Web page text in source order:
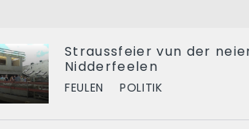
Straussfeier vun der
Nidderfeelen
FEULEN POLITIK